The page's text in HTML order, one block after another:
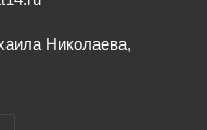
Николаева,